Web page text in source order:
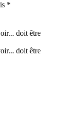
*
doit être
doit être